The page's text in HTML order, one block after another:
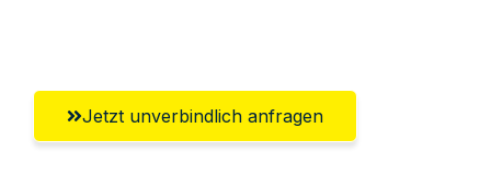
Jetzt unverbindlich anfragen